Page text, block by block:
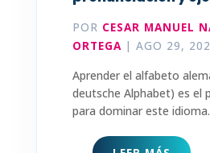
POR CESAR MANUEL
ORTEGA| AGO 29,
Aprender el alfabeto
deutsche Alphabet) es el
para dominar este